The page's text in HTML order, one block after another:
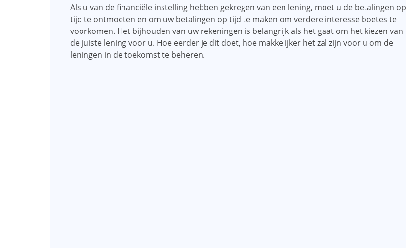
Als u van de financiële instelling hebben gekregen van een lening, moet u de betalingen op
tijd te ontmoeten en om uw betalingen op tijd te maken om verdere interesse boetes te
voorkomen. Het bijhouden van uw rekeningen is belangrijk als het gaat om het kiezen van
de juiste lening voor u. Hoe eerder je dit doet, hoe makkelijker het zal zijn voor u om de
leningen in de toekomst te beheren.